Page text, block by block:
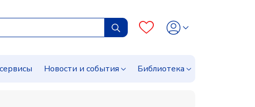
Новости и события Библиотека